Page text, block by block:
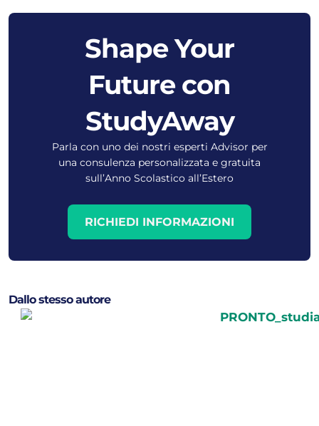
Shape Your
Future con
StudyAway
Parla con uno dei nostri esperti Advisor per
una consulenza personalizzata e gratuita
sull’Anno Scolastico all’Estero
RICHIEDI INFORMAZIONI
Dallo stesso autore